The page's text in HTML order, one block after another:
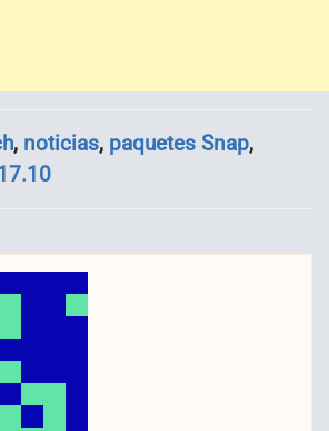
, noticias, paquetes Snap,